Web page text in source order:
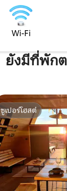
Wi-Fi
ยังมีที่พักต
ซูเปอร์โฮสต์
ซูเปอร์โฮสต์